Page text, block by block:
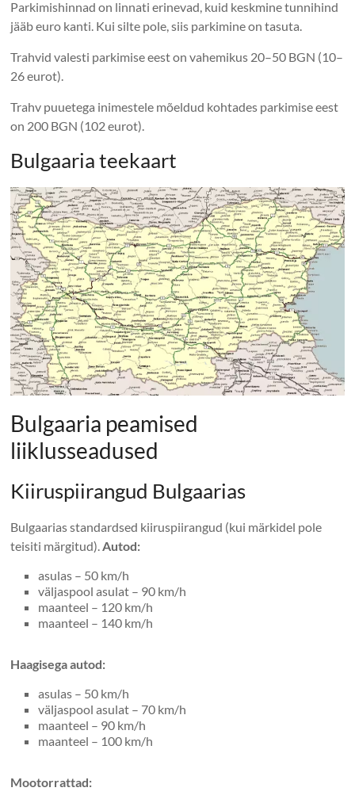
Parkimishinnad on linnati erinevad, kuid keskmine tunnihind
jääb euro kanti. Kui silte pole, siis parkimine on tasuta.
Trahvid valesti parkimise eest on vahemikus 20–50 BGN (10–
26 eurot).
Trahv puuetega inimestele mõeldud kohtades parkimise eest
on 200 BGN (102 eurot).
Bulgaaria teekaart
Bulgaaria peamised
liiklusseadused
Kiiruspiirangud Bulgaarias
Bulgaarias standardsed kiiruspiirangud (kui märkidel pole
teisiti märgitud).Autod:
asulas – 50 km/h
väljaspool asulat – 90 km/h
maanteel – 120 km/h
maanteel – 140 km/h
Haagisega autod:
asulas – 50 km/h
väljaspool asulat – 70 km/h
maanteel – 90 km/h
maanteel – 100 km/h
Mootorrattad: